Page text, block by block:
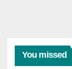
You missed